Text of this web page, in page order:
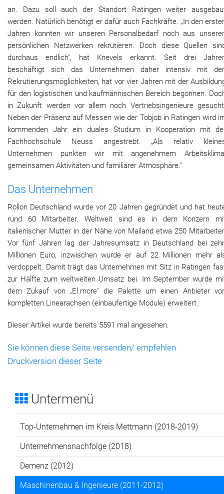
an. Dazu soll auch der Standort Ratingen weiter
werden. Natürlich benötigt er dafür auch Fachkräfte. „In den
Jahren konnten wir unseren Personalbedarf noch aus
persönlichen Netzwerken rekrutieren. Doch diese Quellen
durchaus endlich", hat Knevels erkannt. Seit drei
beschäftigt sich das Unternehmen daher intensiv mit
Rekrutierungsmöglichkeiten, hat vor vier Jahren mit der
für den logistischen und kaufmännischen Bereich begonnen.
in Zukunft werden vor allem noch Vertriebsingenieure
Neben der Präsenz auf Messen wie der Tobjob in Ratingen wird
kommenden Jahr ein duales Studium in Kooperation mit
Fachhochschule Neuss angestrebt. „Als relativ
Unternehmen punkten wir mit angenehmem
gemeinsamen Aktivitäten und familiärer Atmosphäre."
Das Unternehmen
Rollon Deutschland wurde vor 20 Jahren gegründet und hat
rund 60 Mitarbeiter. Weltweit sind es in dem Konzern
italienischer Mutter in der Nähe von Mailand etwa 250
Vor fünf Jahren lag der Jahresumsatz in Deutschland bei
Millionen Euro, inzwischen wurde er auf 22 Millionen mehr
verdoppelt. Damit trägt das Unternehmen mit Sitz in Ratingen
zur Hälfte zum weltweiten Umsatz bei. Im September wurde
dem Zukauf von „El.more" die Palette um einen Anbieter
kompletten Linearachsen (einbaufertige Module) erweitert.
Dieser Artikel wurde bereits 5591 mal angesehen.
Sie können diese Seite versenden/ empfehlen
Druckversion dieser Seite
Untermenü
Top-Unternehmen im Kreis Mettmann (2018-2019)
Unternehmensnachfolge (2018)
Demenz (2012)
Maschinenbau & Ingenieure (2011-2012)